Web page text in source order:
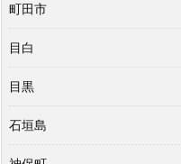
町田市
目白
目黒
石垣島